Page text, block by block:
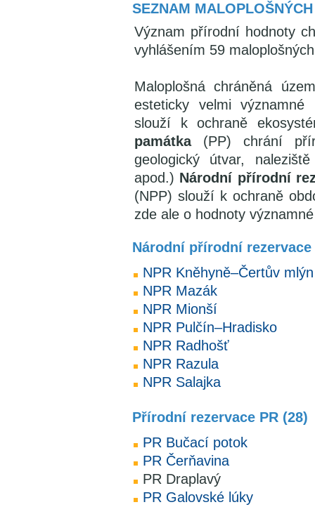
SEZNAM
Význam přírodní hodnoty
vyhlášením 59
Maloplošná chráněná
esteticky velmi
slouží k ochraně
památka(PP) chrání
geologický útvar,
apod.) Národní přírodní
(NPP) slouží k ochraně
zde ale o hodnoty
Národní přírodní rezervace
NPR Kněhyně–Čertův mlýn
NPR Mazák
NPR Mionší
NPR Pulčín–Hradisko
NPR Radhošť
NPR Razula
NPR Salajka
Přírodní rezervace PR (28)
PR Bučací potok
PR Čerňavina
PR Draplavý
PR Galovské lúky